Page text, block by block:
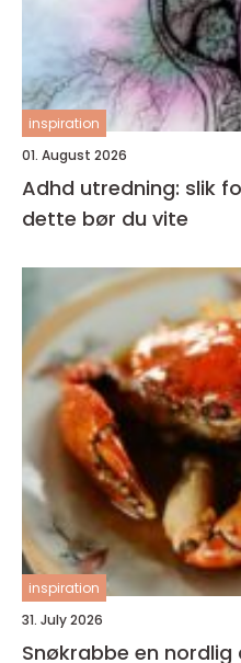
inspiration
01. August 2026
Adhd utredning: slik
dette bør du vite
inspiration
31. July 2026
Snøkrabbe en nordlig delikatesse på norske